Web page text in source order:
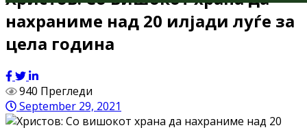
нахраниме над 20 илјади луѓе за
цела година
940 Прегледи
September 29, 2021